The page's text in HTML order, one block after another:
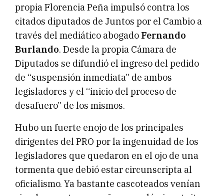
propia Florencia Peña impulsó contra los
citados diputados de Juntos por el Cambio a
través del mediático abogado Fernando
Burlando. Desde la propia Cámara de
Diputados se difundió el ingreso del pedido
de “suspensión inmediata” de ambos
legisladores y el “inicio del proceso de
desafuero” de los mismos.
Hubo un fuerte enojo de los principales
dirigentes del PRO por la ingenuidad de los
legisladores que quedaron en el ojo de una
tormenta que debió estar circunscripta al
oficialismo. Ya bastante cascoteados venían